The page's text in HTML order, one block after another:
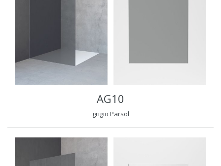
AG10
grigio Parsol